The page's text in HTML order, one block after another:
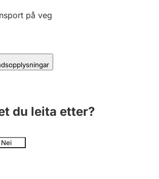
på veg
du leita etter?
Nei